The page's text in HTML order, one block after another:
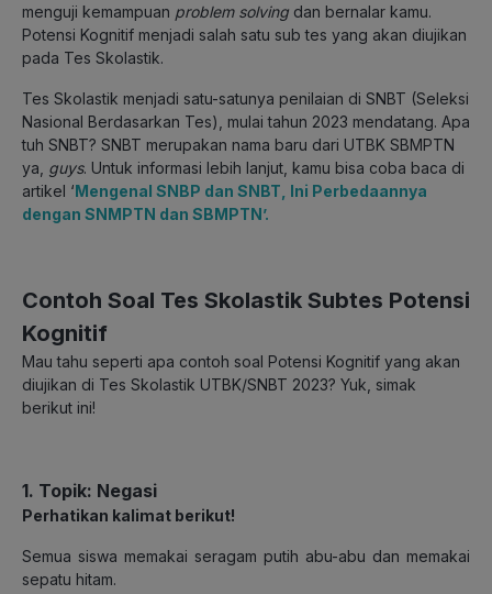
menguji kemampuan problem solving dan bernalar kamu.
Potensi Kognitif menjadi salah satu sub tes yang akan diujikan
pada Tes Skolastik.
Tes Skolastik menjadi satu-satunya penilaian di SNBT (Seleksi
Nasional Berdasarkan Tes), mulai tahun 2023 mendatang. Apa
tuh SNBT? SNBT merupakan nama baru dari UTBK SBMPTN
ya, guys. Untuk informasi lebih lanjut, kamu bisa coba baca di
artikel ‘Mengenal SNBP dan SNBT, Ini Perbedaannya
dengan SNMPTN dan SBMPTN’.
Contoh Soal Tes Skolastik Subtes Potensi
Kognitif
Mau tahu seperti apa contoh soal Potensi Kognitif yang akan
diujikan di Tes Skolastik UTBK/SNBT 2023? Yuk, simak
berikut ini!
1. Topik: Negasi
Perhatikan kalimat berikut!
Semua siswa memakai seragam putih abu-abu dan memakai
sepatu hitam.